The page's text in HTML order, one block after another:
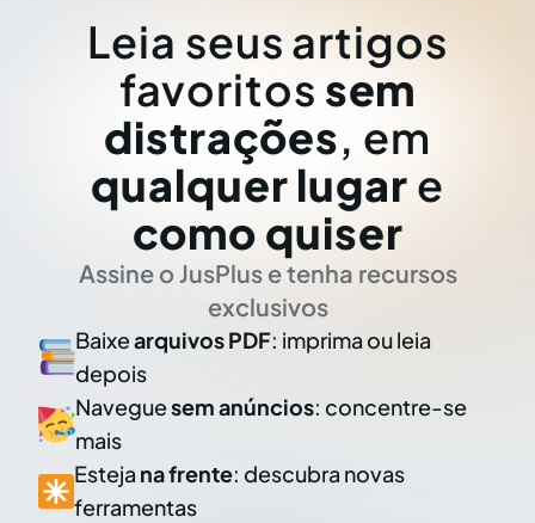
Leia seus artigos
favoritos sem
distrações, em
qualquer lugar e
como quiser
Assine o JusPlus e tenha recursos
exclusivos
Baixearquivos PDF: imprima ou leia
depois
Naveguesem anúncios: concentre-se
mais
Esteja na frente: descubra novas
ferramentas